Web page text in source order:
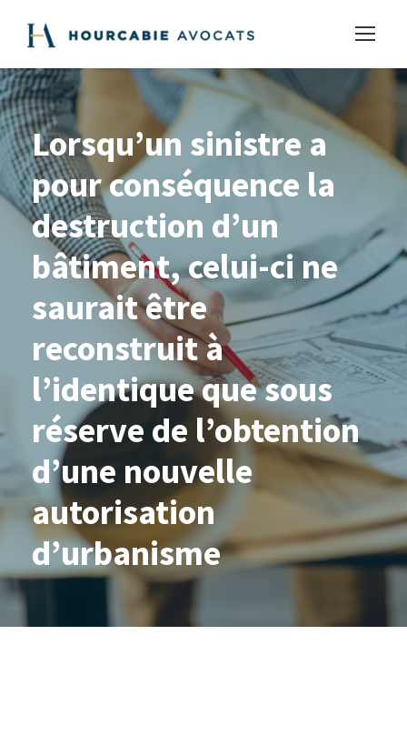
Lorsqu’un sinistre a
pour conséquence la
destruction d’un
bâtiment, celui-ci ne
saurait être
reconstruit à
l’identique que sous
réserve de l’obtention
d’une nouvelle
autorisation
d’urbanisme